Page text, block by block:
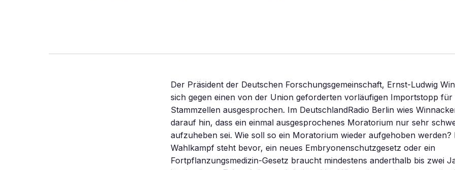
Der Präsident der Deutschen Forschungsgemeinschaft, Ernst-Ludwig
sich gegen einen von der Union geforderten vorläufigen Importstopp für
Stammzellen ausgesprochen. Im DeutschlandRadio Berlin wies
darauf hin, dass ein einmal ausgesprochenes Moratorium nur sehr
aufzuheben sei. Wie soll so ein Moratorium wieder aufgehoben werden?
Wahlkampf steht bevor, ein neues Embryonenschutzgesetz oder ein
Fortpflanzungsmedizin-Gesetz braucht mindestens anderthalb bis zwei